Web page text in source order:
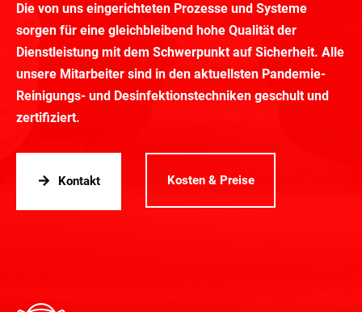
Die von uns eingerichteten Prozesse und Systeme
sorgen für eine gleichbleibend hohe Qualität der
Dienstleistung mit dem Schwerpunkt auf Sicherheit. Alle
unsere Mitarbeiter sind in den aktuellsten Pandemie-
Reinigungs- und Desinfektionstechniken geschult und
zertifiziert.
Kontakt Kosten & Preise